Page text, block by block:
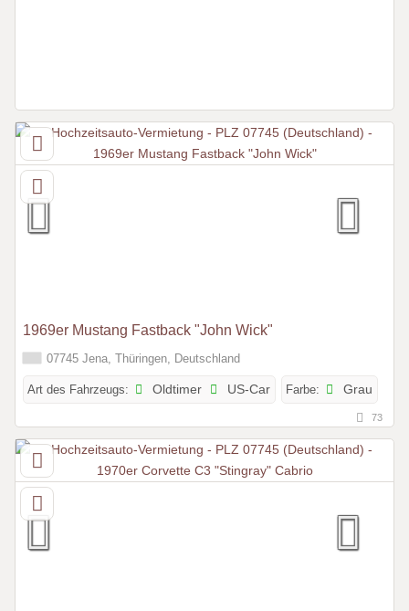
1969er Mustang Fastback "John Wick"
07745 Jena, Thüringen, Deutschland
Art des Fahrzeugs: Oldtimer US-Car Farbe: Grau
73